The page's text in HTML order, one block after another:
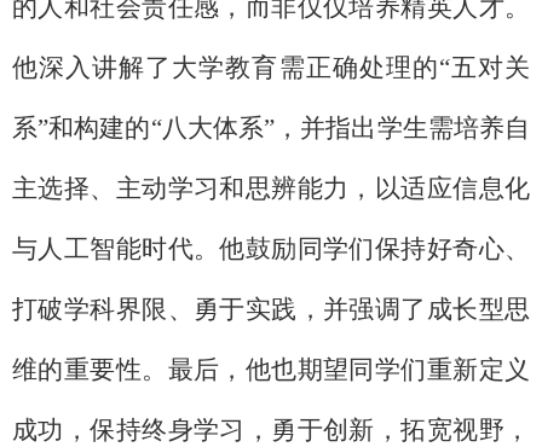
的人和社会责任感，而非仅仅培养精英人才。
他深入讲解了大学教育需正确处理的“五对关
系”和构建的“八大体系”，并指出学生需培养自
主选择、主动学习和思辨能力，以适应信息化
与人工智能时代。他鼓励同学们保持好奇心、
打破学科界限、勇于实践，并强调了成长型思
维的重要性。最后，他也期望同学们重新定义
成功，保持终身学习，勇于创新，拓宽视野，